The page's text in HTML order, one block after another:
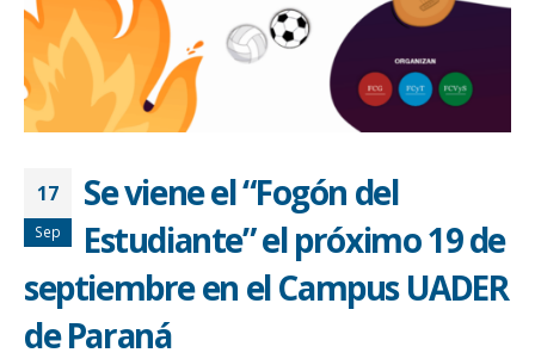
17
Sep
Se viene el “Fogón del
Estudiante” el próximo 19 de
septiembre en el Campus UADER
de Paraná